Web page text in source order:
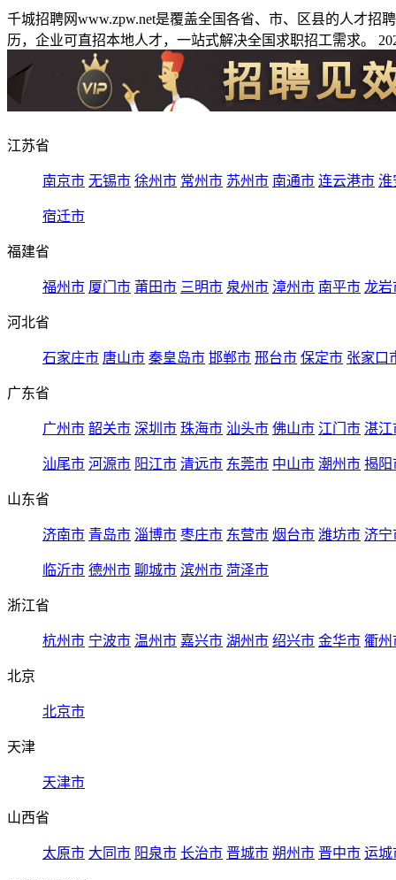
千城招聘网www.zpw.net是覆盖全国各省、市、区县的人才
历，企业可直招本地人才，一站式解决全国求职招工需求。
江苏省
南京市 无锡市 徐州市 常州市 苏州市 南通市 连云港市 淮
宿迁市
福建省
福州市 厦门市 莆田市 三明市 泉州市 漳州市 南平市 龙岩
河北省
石家庄市 唐山市 秦皇岛市 邯郸市 邢台市 保定市 张家口
广东省
广州市 韶关市 深圳市 珠海市 汕头市 佛山市 江门市 湛江
汕尾市 河源市 阳江市 清远市 东莞市 中山市 潮州市 揭阳
山东省
济南市 青岛市 淄博市 枣庄市 东营市 烟台市 潍坊市 济宁
临沂市 德州市 聊城市 滨州市 菏泽市
浙江省
杭州市 宁波市 温州市 嘉兴市 湖州市 绍兴市 金华市 衢州
北京
北京市
天津
天津市
山西省
太原市 大同市 阳泉市 长治市 晋城市 朔州市 晋中市 运城